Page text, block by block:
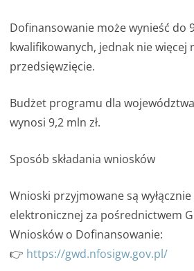
Dofinansowanie może wynieść do
kwalifikowanych, jednak nie więcej
przedsięwzięcie.
Budżet programu dla
wynosi 9,2 mln zł.
Sposób składania wniosków
Wnioski przyjmowane są
elektronicznej za pośrednictwem
Wniosków o Dofinansowanie:
👉 https://gwd.nfosigw.gov.pl/